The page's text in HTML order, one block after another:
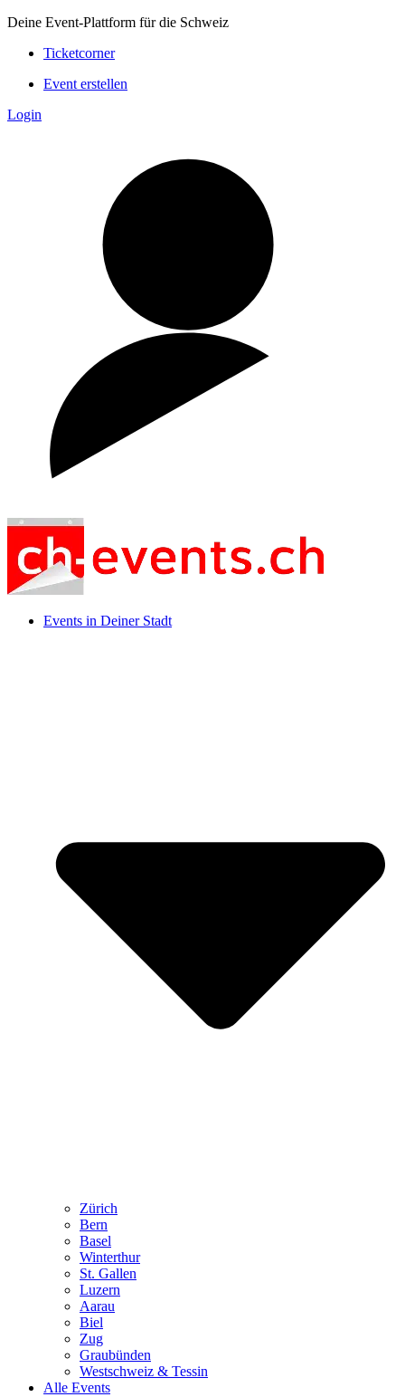
Deine Event-Plattform für die Schweiz
Ticketcorner
Event erstellen
Login
Events in Deiner Stadt
Zürich
Bern
Basel
Winterthur
St. Gallen
Luzern
Aarau
Biel
Zug
Graubünden
Westschweiz & Tessin
Alle Events